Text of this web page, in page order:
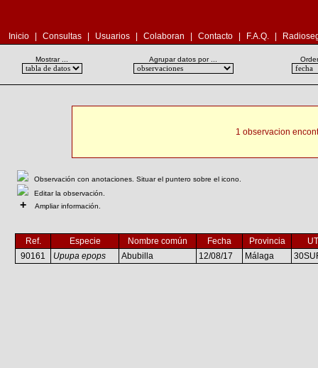
Inicio Consultas Usuarios Colaboran Contacto F.A.Q.
Mostrar ... Agrupar datos por ...
1 observacion
Observación con anotaciones. Situar el puntero sobre el icono.
Editar la observación.
+ Ampliar información.
Ref. Especie Nombre común Fecha Provincia
90161
Upupa epops Abubilla 12/08/17 Málaga